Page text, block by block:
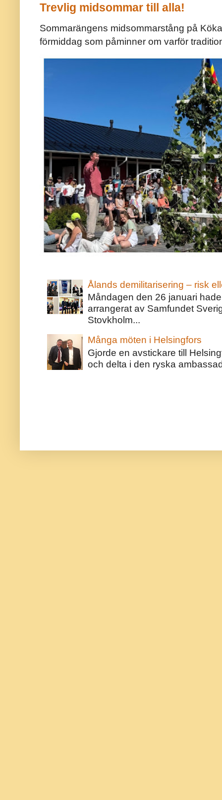
Trevlig midsommar till alla!
Sommarängens midsommarstång på
förmiddag som påminner om varför
Ålands demilitarisering – risk
Måndagen den 26 januari
arrangerat av Samfundet
Stovkholm...
Många möten i Helsingfors
Gjorde en avstickare till
och delta i den ryska